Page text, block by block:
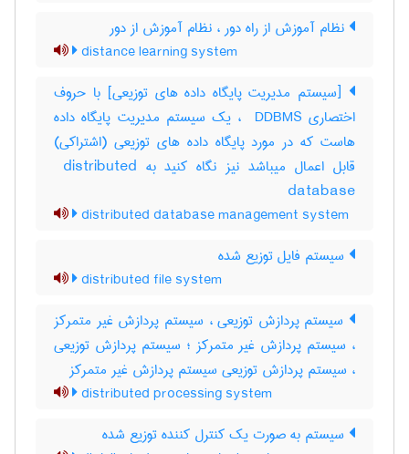
نظام آموزش از راه دور ، نظام آموزش از دور
distance learning system
[سیستم مدیریت پایگاه داده های توزیعی] با حروف
اختصاری ‎ DDBMS ، یک سیستم مدیریت پایگاه داده
هاست که در مورد پایگاه داده های توزیعی (اشتراکی)
قابل اعمال میباشد نیز نگاه کنید به ‎ distributed
database
distributed database management system
سیستم فایل توزیع شده
distributed file system
سیستم پردازش توزیعی ، سیستم پردازش غیر متمرکز
، سیستم پردازش غیر متمرکز ؛ سیستم پردازش توزیعی
، سیستم پردازش توزیعی سیستم پردازش غیر متمرکز
distributed processing system
سیستم به صورت یک کنترل کننده توزیع شده